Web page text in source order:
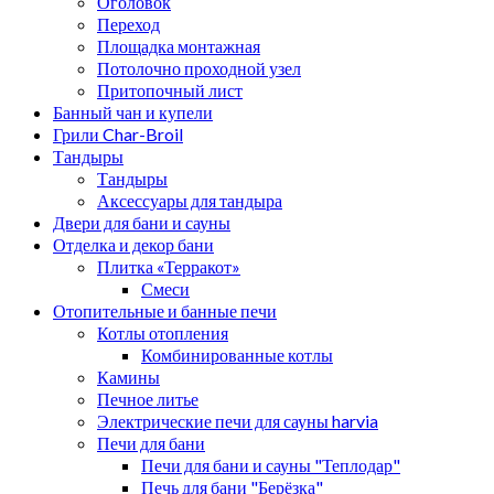
Переход
Площадка монтажная
Потолочно проходной узел
Притопочный лист
Банный чан и купели
Грили Char-Broil
Тандыры
Тандыры
Аксессуары для тандыра
Двери для бани и сауны
Отделка и декор бани
Плитка «Терракот»
Смеси
Отопительные и банные печи
Котлы отопления
Комбинированные котлы
Камины
Печное литье
Электрические печи для сауны harvia
Печи для бани
Печи для бани и сауны "Теплодар"
Печь для бани "Берёзка"